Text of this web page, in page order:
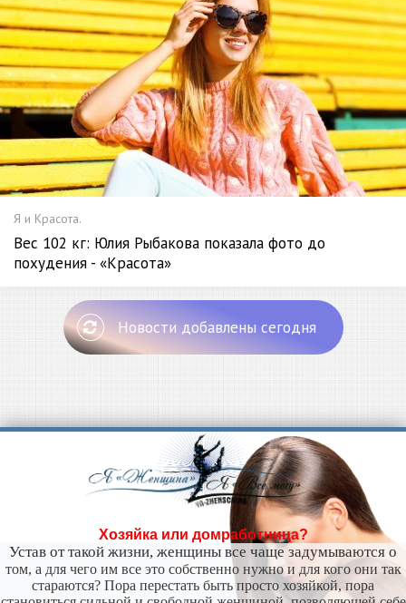
Я и Красота.
Вес 102 кг: Юлия Рыбакова показала фото до
похудения - «Красота»
Новости добавлены сегодня
Хозяйка или домработница?
Устав от такой жизни, женщины все чаще задумываются о
том, а для чего им все это собственно нужно и для кого они так
стараются? Пора перестать быть просто хозяйкой, пора